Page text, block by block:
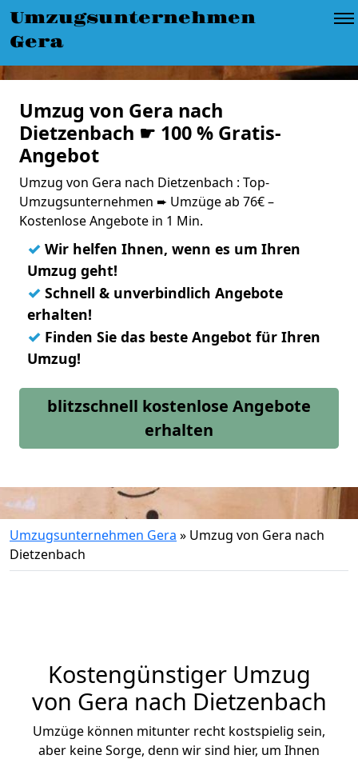
Umzugsunternehmen
Gera
Umzug von Gera nach
Dietzenbach ☛ 100 % Gratis-
Angebot
Umzug von Gera nach Dietzenbach : Top-
Umzugsunternehmen ➨ Umzüge ab 76€ –
Kostenlose Angebote in 1 Min.
✓ Wir helfen Ihnen, wenn es um Ihren
Umzug geht!
✓ Schnell & unverbindlich Angebote
erhalten!
✓ Finden Sie das beste Angebot für Ihren
Umzug!
blitzschnell kostenlose Angebote
erhalten
Umzugsunternehmen Gera » Umzug von Gera nach
Dietzenbach
Kostengünstiger Umzug
von Gera nach Dietzenbach
Umzüge können mitunter recht kostspielig sein,
aber keine Sorge, denn wir sind hier, um Ihnen